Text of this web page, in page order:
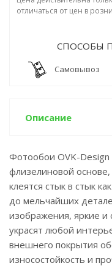
отличаться от цен в
СПОСОБЫ
Самовывоз
Описание
Фотообои OVK-
флизелиновой
клеятся стык в стык
до мельчайших
изображения, яркие и
украсят любой
внешнего покрытия
износостойкость и